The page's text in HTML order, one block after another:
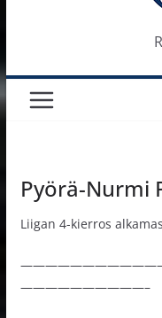
Pyörä-Nurmi
Liigan 4-kierros
——————————–